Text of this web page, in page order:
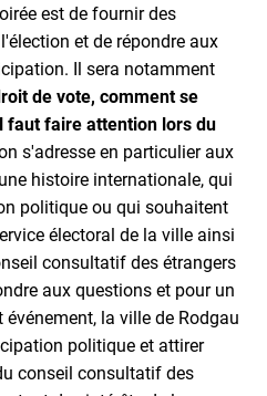
est de fournir des
et de répondre aux
Il sera notamment
de vote, comment se
faut faire attention lors du
s'adresse en particulier aux
histoire internationale, qui
politique ou qui souhaitent
électoral de la ville ainsi
consultatif des étrangers
aux questions et pour un
la ville de Rodgau
politique et attirer
conseil consultatif des